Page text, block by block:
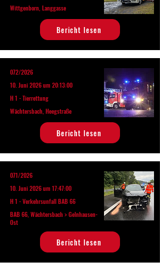
Wittgenborn, Langgasse
Bericht lesen
072/2026
10. Juni 2026 um 20:13:00
H 1 - Tierrettung
Wächtersbach, Heegstraße
Bericht lesen
071/2026
10. Juni 2026 um 17:47:00
H 1 - Verkehrsunfall BAB 66
BAB 66, Wächtersbach > Gelnhausen-
Ost
Bericht lesen